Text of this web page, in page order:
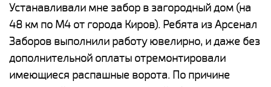
Устанавливали мне забор в загородный дом (на
48 км по М4 от города Киров). Ребята из Арсенал
Заборов выполнили работу ювелирно, и даже без
дополнительной оплаты отремонтировали
имеющиеся распашные ворота. По причине